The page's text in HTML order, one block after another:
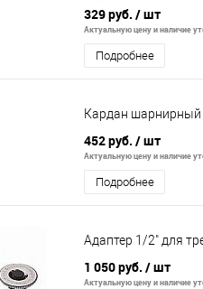
329 руб. / шт
Актуальную цену и наличие
Подробнее
Кардан шарнирный
452 руб. / шт
Актуальную цену и наличие
Подробнее
Адаптер 1/2" для
1 050 руб. / шт
Актуальную цену и наличие